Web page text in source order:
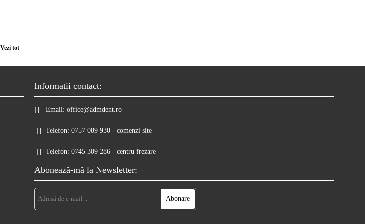
Vezi tot
Informatii contact:
Email: office@admdent.ro
Telefon: 0757 089 930 - comenzi site
Telefon: 0745 309 286 - centru frezare
Abonează-mă la Newsletter: